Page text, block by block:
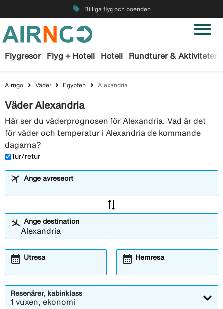
local_offer Billiga flyg och boenden
Flygresor Flyg + Hotell Hotell Rundturer & Aktiviteter
Airngo Väder Egypten Alexandria
Väder Alexandria
Här ser du väderprognosen för Alexandria. Vad är det
för väder och temperatur i Alexandria de kommande
dagarna?
Tur/retur
Ange avreseort
sync_alt
Ange destination
Utresa
calendar_month Hemresa
calendar_month
Resenärer, kabinklass
1 vuxen, ekonomi